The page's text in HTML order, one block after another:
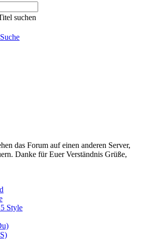
suchen
das Forum auf einen anderen Server,
Danke für Euer Verständnis Grüße,
Style